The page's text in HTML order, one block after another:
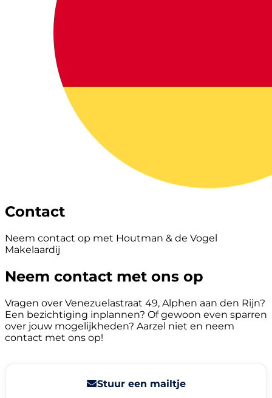
Contact
Neem contact op met Houtman & de Vogel
Makelaardij
Neem contact met ons op
Vragen over Venezuelastraat 49, Alphen aan den Rijn?
Een bezichtiging inplannen? Of gewoon even sparren
over jouw mogelijkheden? Aarzel niet en neem
contact met ons op!
Stuur een mailtje